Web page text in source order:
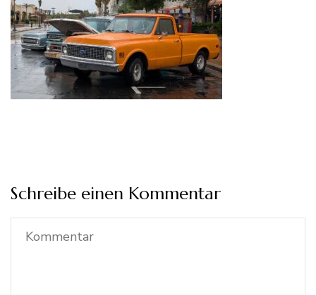
Schreibe einen Kommentar